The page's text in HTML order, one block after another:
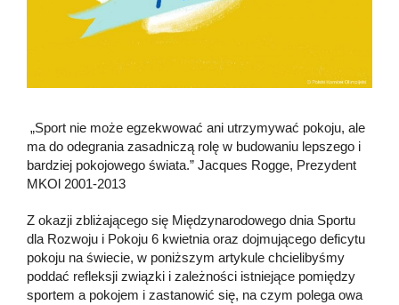
„Sport nie może egzekwować ani utrzymywać pokoju, ale
ma do odegrania zasadniczą rolę w budowaniu lepszego i
bardziej pokojowego świata.” Jacques Rogge, Prezydent
MKOl 2001-2013
Z okazji zbliżającego się Międzynarodowego dnia Sportu
dla Rozwoju i Pokoju 6 kwietnia oraz dojmującego deficytu
pokoju na świecie, w poniższym artykule chcielibyśmy
poddać refleksji związki i zależności istniejące pomiędzy
sportem a pokojem i zastanowić się, na czym polega owa